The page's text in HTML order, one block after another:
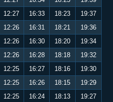
12:27 16:33 18:23
19:37
12:26 16:31 18:21
19:36
12:26 16:30 18:20
19:34
12:26 16:28 18:18
19:32
12:25 16:27 18:16
19:30
12:25 16:26 18:15
19:29
12:25 16:24 18:13
19:27